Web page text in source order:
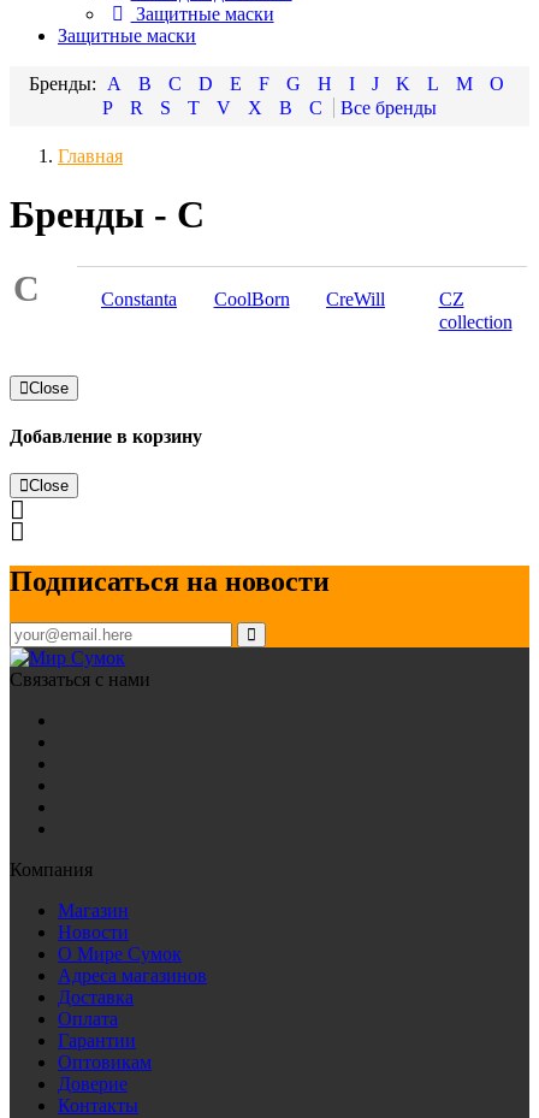
Защитные маски
Защитные маски
A B C D E F G H I J K L M
O
P
R S T V X В С
Главная
Бренды - C
C Constanta CoolBorn CreWill
CZ
collection
Close
Добавление в корзину
Close
Подписаться на новости
Связаться с нами
Компания
Магазин
Новости
О Мире Сумок
Адреса магазинов
Доставка
Оплата
Гарантии
Оптовикам
Доверие
Контакты